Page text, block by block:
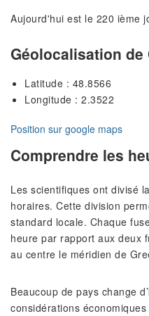
Aujourd'hui est le 220 ième
Géolocalisation de
Latitude : 48.8566
Longitude : 2.3522
Position sur google maps
Comprendre les
Les scientifiques ont divisé
horaires. Cette division
standard locale. Chaque
heure par rapport aux deux
au centre le méridien de
Beaucoup de pays change
considérations